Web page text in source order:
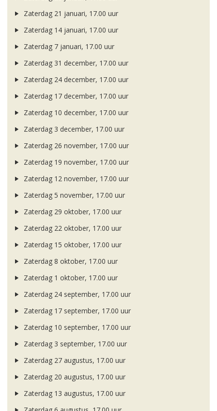
Zaterdag 21 januari, 17.00 uur
Zaterdag 14 januari, 17.00 uur
Zaterdag 7 januari, 17.00 uur
Zaterdag 31 december, 17.00 uur
Zaterdag 24 december, 17.00 uur
Zaterdag 17 december, 17.00 uur
Zaterdag 10 december, 17.00 uur
Zaterdag 3 december, 17.00 uur
Zaterdag 26 november, 17.00 uur
Zaterdag 19 november, 17.00 uur
Zaterdag 12 november, 17.00 uur
Zaterdag 5 november, 17.00 uur
Zaterdag 29 oktober, 17.00 uur
Zaterdag 22 oktober, 17.00 uur
Zaterdag 15 oktober, 17.00 uur
Zaterdag 8 oktober, 17.00 uur
Zaterdag 1 oktober, 17.00 uur
Zaterdag 24 september, 17.00 uur
Zaterdag 17 september, 17.00 uur
Zaterdag 10 september, 17.00 uur
Zaterdag 3 september, 17.00 uur
Zaterdag 27 augustus, 17.00 uur
Zaterdag 20 augustus, 17.00 uur
Zaterdag 13 augustus, 17.00 uur